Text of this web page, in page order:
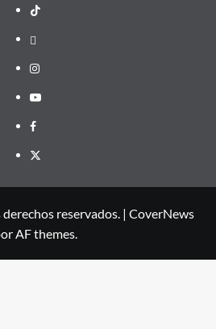
TikTok
threads
Instagram
Youtube
Facebook
X
reservados. | CoverNews
AF themes.